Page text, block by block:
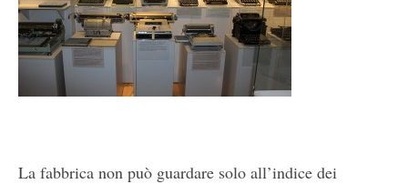
La fabbrica non può guardare solo all’indice dei